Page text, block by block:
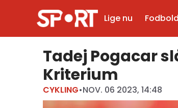
Lige nu Fodbold
Tadej Pogacar
Kriterium
CYKLING•NOV. 06 2023, 14:48